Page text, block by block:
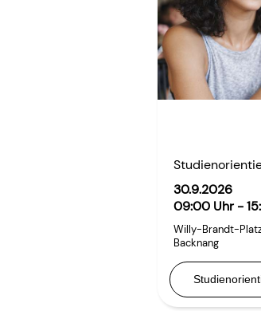
30.9.2026
09:00 Uhr -
Willy-Brandt-
Backnang